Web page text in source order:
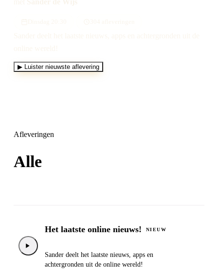
▶ Luister nieuwste aflevering
Afleveringen
Alle
Het laatste online nieuws! NIEUW
Sander deelt het laatste nieuws, apps en
achtergronden uit de online wereld!